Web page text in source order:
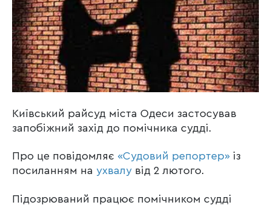
Київський райсуд міста Одеси застосував
запобіжний захід до помічника судді.
Про це повідомляє «Судовий репортер» із
посиланням на ухвалу від 2 лютого.
Підозрюваний працює помічником судді